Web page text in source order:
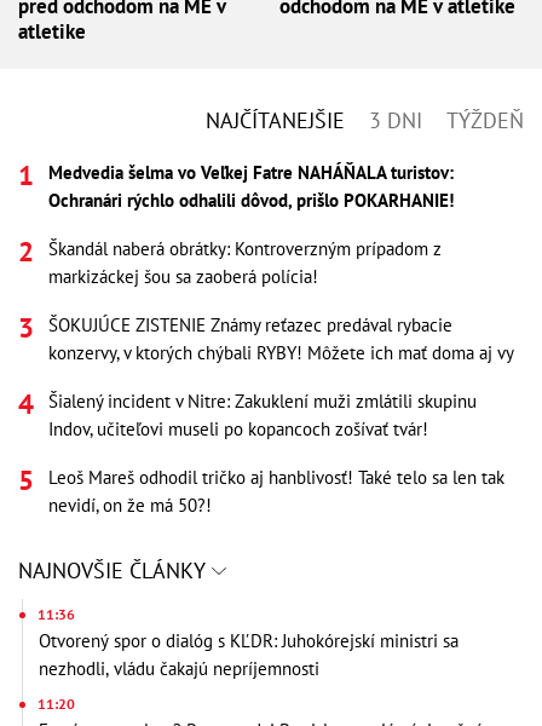
pred odchodom na ME v
atletike
odchodom na ME v atletike
NAJČÍTANEJŠIE 3 DNI TÝŽDEŇ
Medvedia šelma vo Veľkej Fatre NAHÁŇALA turistov:
Ochranári rýchlo odhalili dôvod, prišlo POKARHANIE!
Škandál naberá obrátky: Kontroverzným prípadom z
markizáckej šou sa zaoberá polícia!
ŠOKUJÚCE ZISTENIE Známy reťazec predával rybacie
konzervy, v ktorých chýbali RYBY! Môžete ich mať doma aj vy
Šialený incident v Nitre: Zakuklení muži zmlátili skupinu
Indov, učiteľovi museli po kopancoch zošívať tvár!
Leoš Mareš odhodil tričko aj hanblivosť! Také telo sa len tak
nevidí, on že má 50?!
NAJNOVŠIE ČLÁNKY
11:36
Otvorený spor o dialóg s KĽDR: Juhokórejskí ministri sa
nezhodli, vládu čakajú nepríjemnosti
11:20